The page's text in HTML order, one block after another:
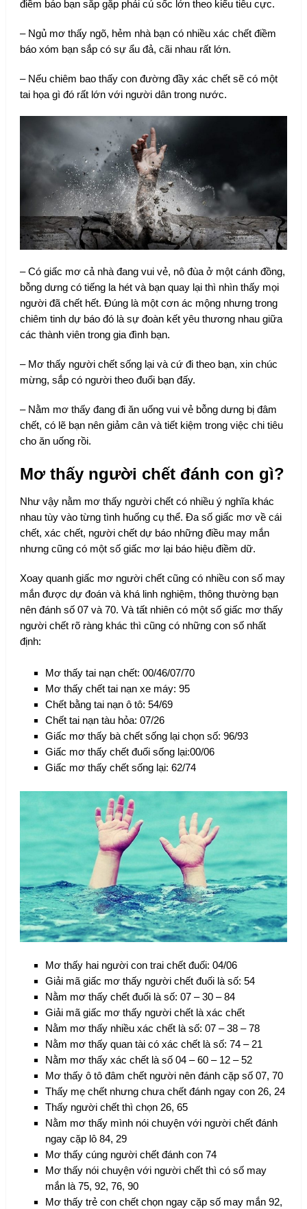
điềm báo bạn sắp gặp phải cú sốc lớn theo kiểu tiêu cực.
– Ngủ mơ thấy ngõ, hẻm nhà bạn có nhiều xác chết điềm
báo xóm bạn sắp có sự ẩu đả, cãi nhau rất lớn.
– Nếu chiêm bao thấy con đường đầy xác chết sẽ có một
tai họa gì đó rất lớn với người dân trong nước.
– Có giấc mơ cả nhà đang vui vẻ, nô đùa ở một cánh đồng,
bỗng dưng có tiếng la hét và bạn quay lại thì nhìn thấy mọi
người đã chết hết. Đúng là một cơn ác mộng nhưng trong
chiêm tinh dự báo đó là sự đoàn kết yêu thương nhau giữa
các thành viên trong gia đình bạn.
– Mơ thấy người chết sống lại và cứ đi theo bạn, xin chúc
mừng, sắp có người theo đuổi bạn đấy.
– Nằm mơ thấy đang đi ăn uống vui vẻ bỗng dưng bị đâm
chết, có lẽ bạn nên giảm cân và tiết kiệm trong việc chi tiêu
cho ăn uống rồi.
Mơ thấy người chết đánh con gì?
Như vậy nằm mơ thấy người chết có nhiều ý nghĩa khác
nhau tùy vào từng tình huống cụ thể. Đa số giấc mơ về cái
chết, xác chết, người chết dự báo những điều may mắn
nhưng cũng có một số giấc mơ lại báo hiệu điềm dữ.
Xoay quanh giấc mơ người chết cũng có nhiều con số may
mắn được dự đoán và khá linh nghiệm, thông thường bạn
nên đánh số 07 và 70. Và tất nhiên có một số giấc mơ thấy
người chết rõ ràng khác thì cũng có những con số nhất
định:
Mơ thấy tai nạn chết: 00/46/07/70
Mơ thấy chết tai nạn xe máy: 95
Chết bằng tai nạn ô tô: 54/69
Chết tai nạn tàu hỏa: 07/26
Giấc mơ thấy bà chết sống lại chọn số: 96/93
Giấc mơ thấy chết đuối sống lại:00/06
Giấc mơ thấy chết sống lại: 62/74
Mơ thấy hai người con trai chết đuối: 04/06
Giải mã giấc mơ thấy người chết đuối là số: 54
Nằm mơ thấy chết đuối là số: 07 – 30 – 84
Giải mã giấc mơ thấy người chết là xác chết
Nằm mơ thấy nhiều xác chết là số: 07 – 38 – 78
Nằm mơ thấy quan tài có xác chết là số: 74 – 21
Nằm mơ thấy xác chết là số 04 – 60 – 12 – 52
Mơ thấy ô tô đâm chết người nên đánh cặp số 07, 70
Thấy mẹ chết nhưng chưa chết đánh ngay con 26, 24
Thấy người chết thì chọn 26, 65
Nằm mơ thấy mình nói chuyện với người chết đánh
ngay cặp lô 84, 29
Mơ thấy cúng người chết đánh con 74
Mơ thấy nói chuyện với người chết thì có số may
mắn là 75, 92, 76, 90
Mơ thấy trẻ con chết chọn ngay cặp số may mắn 92,